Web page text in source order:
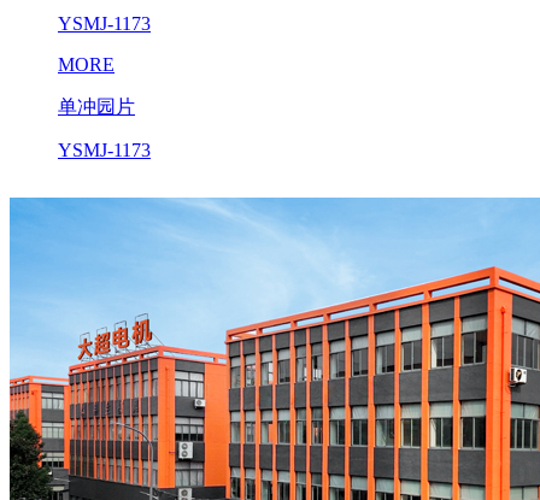
YSMJ-1173
MORE
单冲园片
YSMJ-1173